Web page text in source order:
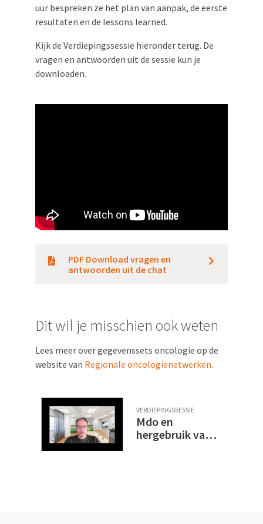
uur bespreken ze het plan van aanpak, de eerste
resultaten en de lessons learned.
Kijk de Verdiepingssessie hieronder terug. De
vragen en antwoorden uit de sessie kun je
downloaden.
PDF Download vragen en
antwoorden uit de chat
Dit wil je misschien ook weten
Lees meer over gegevenssets oncologie op de
website van Regionale oncologienetwerken.
VERDIEPINGSSESSIE
Mdo en
hergebruik van